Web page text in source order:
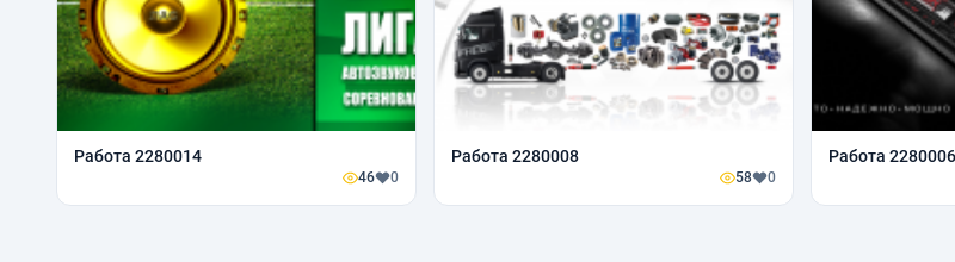
Работа 2280014
46 0
Работа 2280008
58 0
Работа 2280006